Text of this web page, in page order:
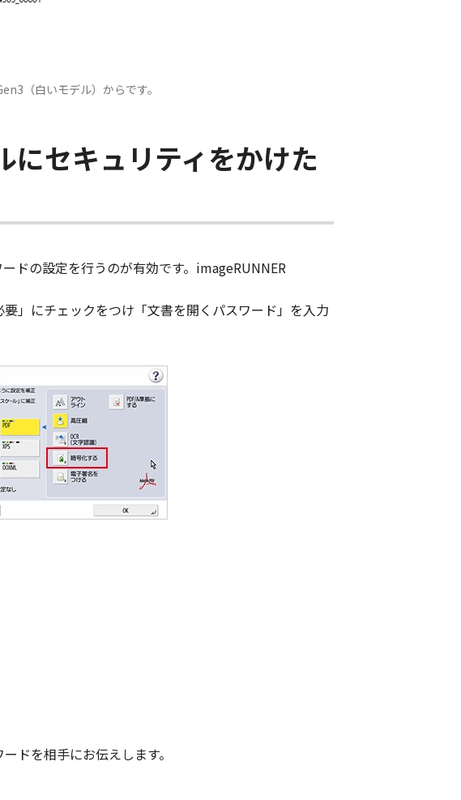
（白いモデル）からです。
にセキュリティをかけた
ドの設定を行うのが有効です。imageRUNNER
」にチェックをつけ「文書を開くパスワード」を入力
ドを相手にお伝えします。